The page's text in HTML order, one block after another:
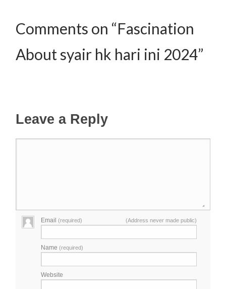
Comments on “Fascination
About syair hk hari ini 2024”
Leave a Reply
Email(required) (Address never made public)
Name(required)
Website